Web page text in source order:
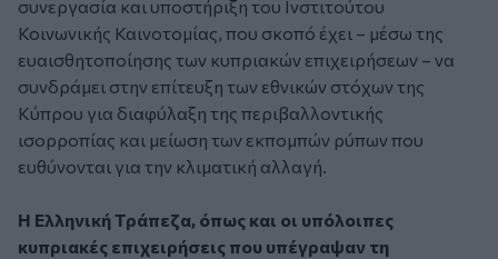
συνεργασία και υποστήριξη του Ινστιτούτου
Κοινωνικής Καινοτομίας, που σκοπό έχει – μέσω της
ευαισθητοποίησης των κυπριακών επιχειρήσεων – να
συνδράμει στην επίτευξη των εθνικών στόχων της
Κύπρου για διαφύλαξη της περιβαλλοντικής
ισορροπίας και μείωση των εκπομπών ρύπων που
ευθύνονται για την κλιματική αλλαγή.
Η Ελληνική Τράπεζα, όπως και οι υπόλοιπες
κυπριακές επιχειρήσεις που υπέγραψαν τη